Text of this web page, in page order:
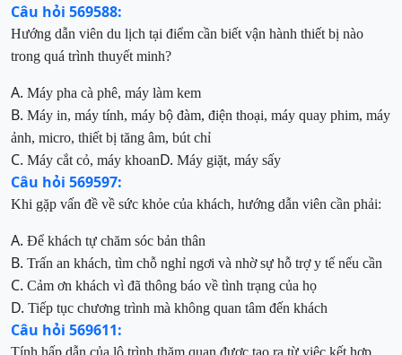
Câu hỏi 569588:
Hướng dẫn viên du lịch tại điểm cần biết vận hành thiết bị nào
trong quá trình thuyết minh?
A. Máy pha cà phê, máy làm kem
B. Máy in, máy tính, máy bộ đàm, điện thoại, máy quay phim, máy
ảnh, micro, thiết bị tăng âm, bút chỉ
C. Máy cắt cỏ, máy khoanD. Máy giặt, máy sấy
Câu hỏi 569597:
Khi gặp vấn đề về sức khỏe của khách, hướng dẫn viên cần phải:
A. Để khách tự chăm sóc bản thân
B. Trấn an khách, tìm chỗ nghỉ ngơi và nhờ sự hỗ trợ y tế nếu cần
C. Cảm ơn khách vì đã thông báo về tình trạng của họ
D. Tiếp tục chương trình mà không quan tâm đến khách
Câu hỏi 569611:
Tính hấp dẫn của lộ trình thăm quan được tạo ra từ việc kết hợp